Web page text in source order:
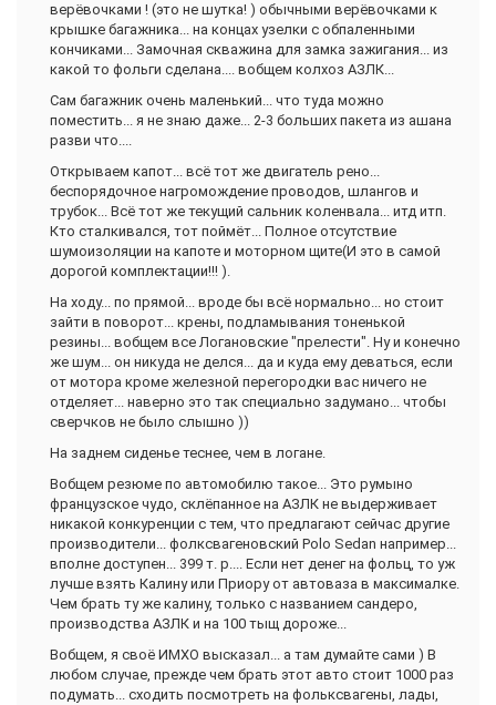
верёвочками ! (это не шутка! ) обычными верёвочками к
крышке багажника... на концах узелки с обпаленными
кончиками... Замочная скважина для замка зажигания... из
какой то фольги сделана.... вобщем колхоз АЗЛК...
Сам багажник очень маленький... что туда можно
поместить... я не знаю даже... 2-3 больших пакета из ашана
разви что....
Открываем капот... всё тот же двигатель рено...
беспорядочное нагромождение проводов, шлангов и
трубок... Всё тот же текущий сальник коленвала... итд итп.
Кто сталкивался, тот поймёт... Полное отсутствие
шумоизоляции на капоте и моторном щите(И это в самой
дорогой комплектации!!! ).
На ходу... по прямой... вроде бы всё нормально... но стоит
зайти в поворот... крены, подламывания тоненькой
резины... вобщем все Логановские "прелести". Ну и конечно
же шум... он никуда не делся... да и куда ему деваться, если
от мотора кроме железной перегородки вас ничего не
отделяет... наверно это так специально задумано... чтобы
сверчков не было слышно ))
На заднем сиденье теснее, чем в логане.
Вобщем резюме по автомобилю такое... Это румыно
французское чудо, склёпанное на АЗЛК не выдерживает
никакой конкуренции с тем, что предлагают сейчас другие
производители... фолксвагеновский Polo Sedan например...
вполне доступен... 399 т. р.... Если нет денег на фольц, то уж
лучше взять Калину или Приору от автоваза в максималке.
Чем брать ту же калину, только с названием сандеро,
производства АЗЛК и на 100 тыщ дороже...
Вобщем, я своё ИМХО высказал... а там думайте сами ) В
любом случае, прежде чем брать этот авто стоит 1000 раз
подумать... сходить посмотреть на фольксвагены, лады,